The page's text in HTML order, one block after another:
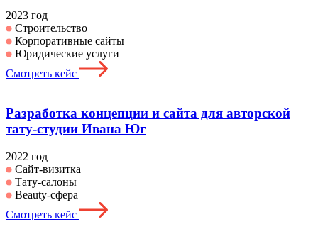
2023 год
Строительство
Корпоративные сайты
Юридические услуги
Смотреть кейс
Разработка концепции и сайта для авторской
тату-студии Ивана Юг
2022 год
Сайт-визитка
Тату-салоны
Beauty-сфера
Смотреть кейс